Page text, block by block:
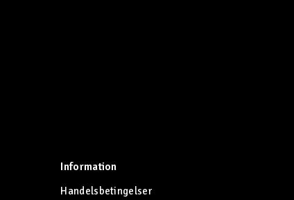
Information
Handelsbetingelser